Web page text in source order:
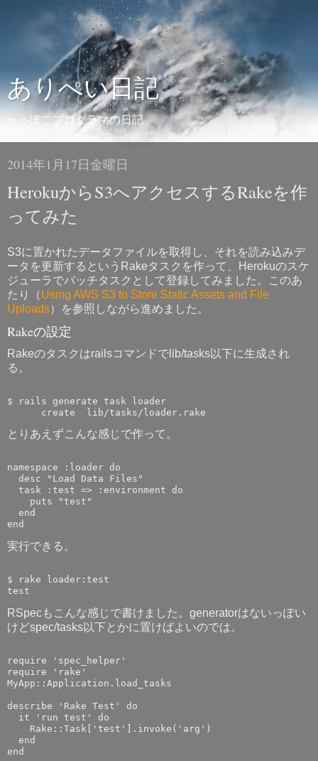
ありぺい日記
へっぽこプログラマの日記
2014年1月17日金曜日
HerokuからS3へアクセスするRakeを作
ってみた
S3に置かれたデータファイルを取得し、それを読み込みデ
ータを更新するというRakeタスクを作って、Herokuのスケ
ジューラでバッチタスクとして登録してみました。このあ
たり（Using AWS S3 to Store Static Assets and File
Uploads）を参照しながら進めました。
Rakeの設定
Rakeのタスクはrailsコマンドでlib/tasks以下に生成され
る。
$ rails generate task loader
とりあえずこんな感じで作って。
namespace :loader do
  desc "Load Data Files"
  task :test => :environment do
    puts "test"
  end
実行できる。
$ rake loader:test
RSpecもこんな感じで書けました。generatorはないっぽい
けどspec/tasks以下とかに置けばよいのでは。
require 'spec_helper'
require 'rake'
MyApp::Application.load_tasks
describe 'Rake Test' do
  it 'run test' do
    Rake::Task['test'].invoke('arg')
  end